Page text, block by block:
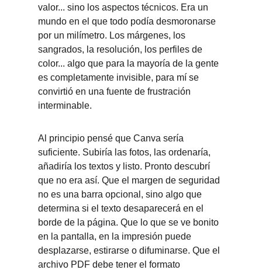
valor... sino los aspectos técnicos. Era un
mundo en el que todo podía desmoronarse
por un milímetro. Los márgenes, los
sangrados, la resolución, los perfiles de
color... algo que para la mayoría de la gente
es completamente invisible, para mí se
convirtió en una fuente de frustración
interminable.
Al principio pensé que Canva sería
suficiente. Subiría las fotos, las ordenaría,
añadiría los textos y listo. Pronto descubrí
que no era así. Que el margen de seguridad
no es una barra opcional, sino algo que
determina si el texto desaparecerá en el
borde de la página. Que lo que se ve bonito
en la pantalla, en la impresión puede
desplazarse, estirarse o difuminarse. Que el
archivo PDF debe tener el formato